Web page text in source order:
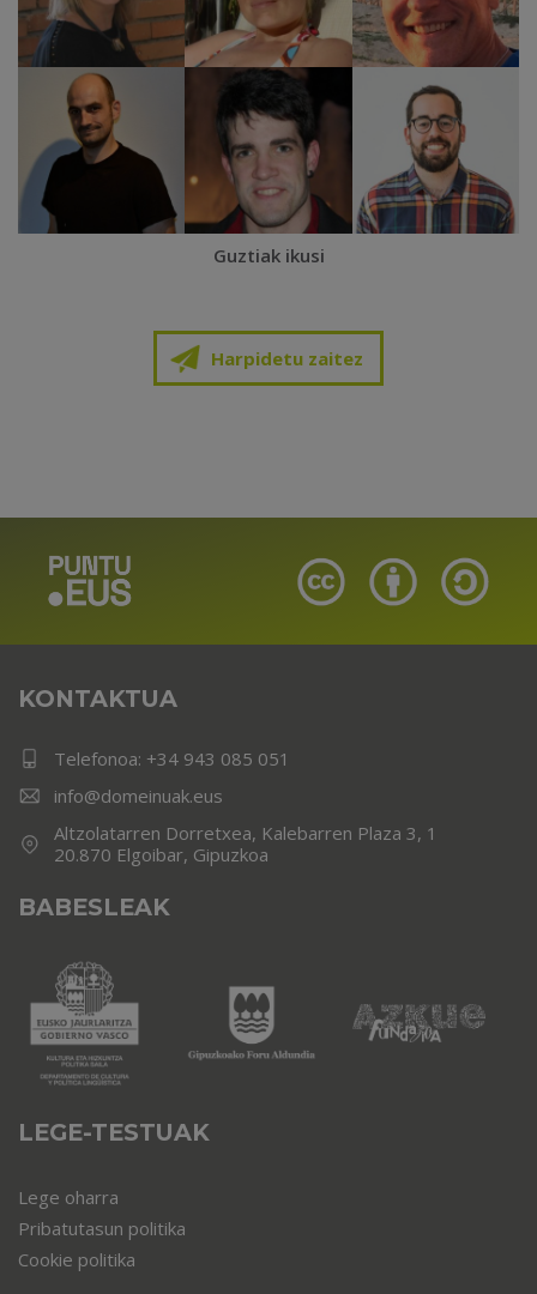
Guztiak ikusi
Harpidetu zaitez
KONTAKTUA
Telefonoa: +34 943 085 051
info@domeinuak.eus
Altzolatarren Dorretxea, Kalebarren Plaza 3, 1
20.870 Elgoibar, Gipuzkoa
BABESLEAK
LEGE-TESTUAK
Lege oharra
Pribatutasun politika
Cookie politika